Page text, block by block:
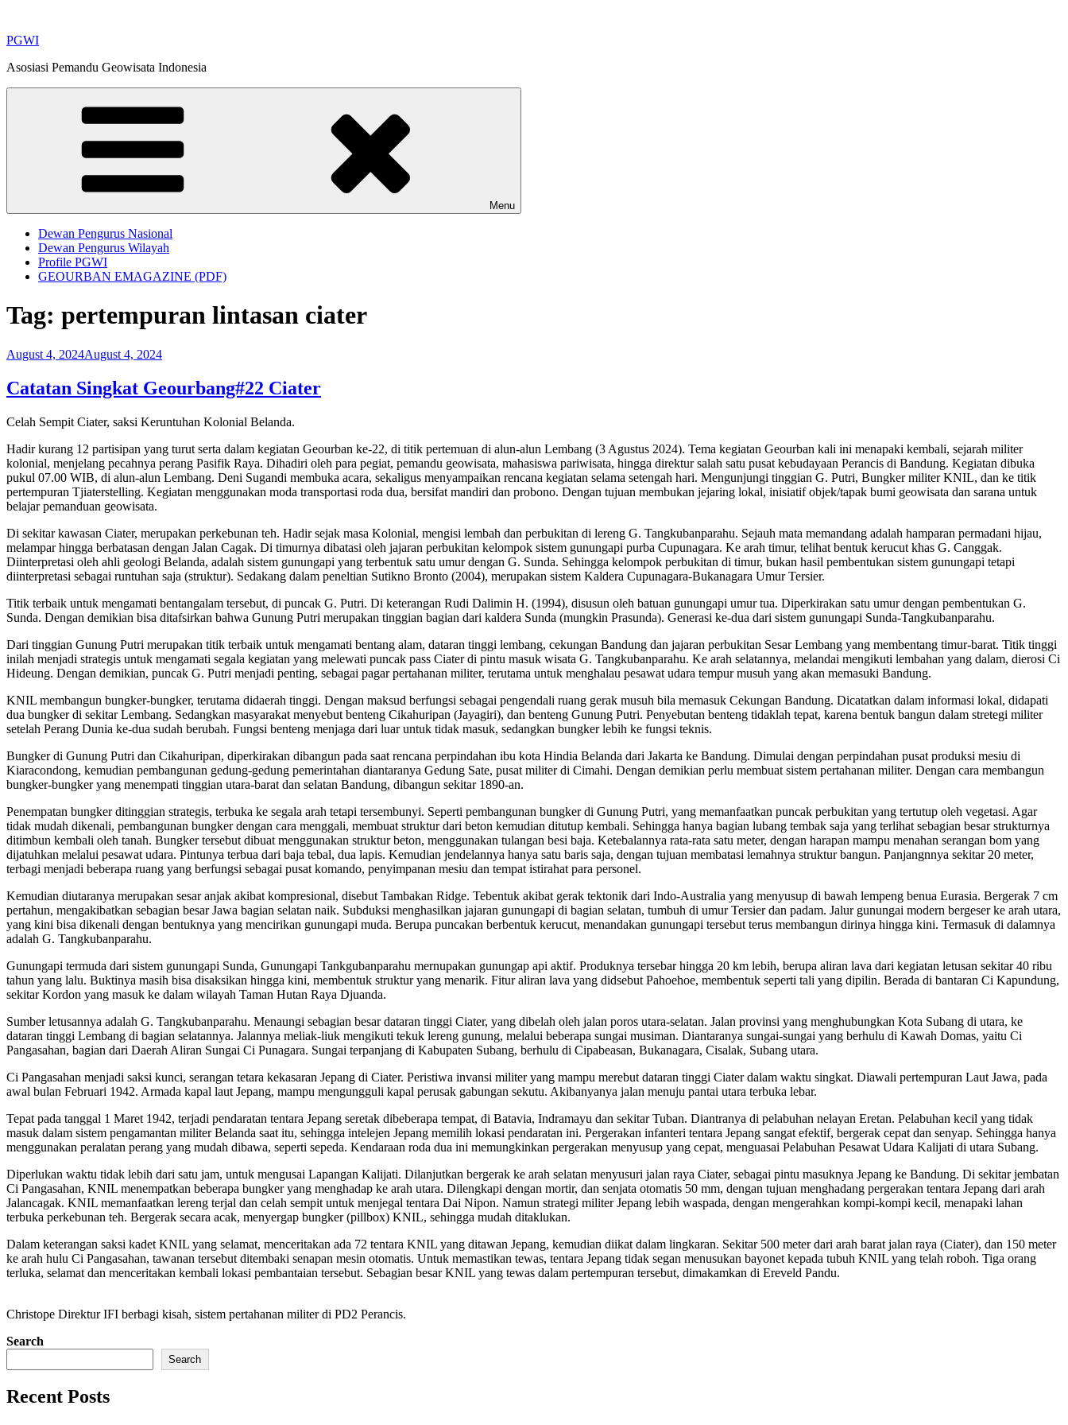
content
PGWI
Asosiasi Pemandu Geowisata Indonesia
Menu
Dewan Pengurus Nasional
Dewan Pengurus Wilayah
Profile PGWI
GEOURBAN EMAGAZINE (PDF)
Tag: pertempuran lintasan ciater
Posted
August 4, 2024August 4, 2024
Catatan Singkat Geourbang#22 Ciater
Celah Sempit Ciater, saksi Keruntuhan Kolonial Belanda.
Hadir kurang 12 partisipan yang turut serta dalam kegiatan Geourban ke-22, di titik pertemuan di alun-alun Lembang (3 Agustus 2024). Tema kegiatan Geourban kali ini menapaki kembali, sejarah militer
kolonial, menjelang pecahnya perang Pasifik Raya. Dihadiri oleh para pegiat, pemandu geowisata, mahasiswa pariwisata, hingga direktur salah satu pusat kebudayaan Perancis di Bandung. Kegiatan dibuka
pukul 07.00 WIB, di alun-alun Lembang. Deni Sugandi membuka acara, sekaligus menyampaikan rencana kegiatan selama setengah hari. Mengunjungi tinggian G. Putri, Bungker militer KNIL, dan ke titik
pertempuran Tjiaterstelling. Kegiatan menggunakan moda transportasi roda dua, bersifat mandiri dan probono. Dengan tujuan membukan jejaring lokal, inisiatif objek/tapak bumi geowisata dan sarana untuk
belajar pemanduan geowisata.
Di sekitar kawasan Ciater, merupakan perkebunan teh. Hadir sejak masa Kolonial, mengisi lembah dan perbukitan di lereng G. Tangkubanparahu. Sejauh mata memandang adalah hamparan permadani hijau,
melampar hingga berbatasan dengan Jalan Cagak. Di timurnya dibatasi oleh jajaran perbukitan kelompok sistem gunungapi purba Cupunagara. Ke arah timur, telihat bentuk kerucut khas G. Canggak.
Diinterpretasi oleh ahli geologi Belanda, adalah sistem gunungapi yang terbentuk satu umur dengan G. Sunda. Sehingga kelompok perbukitan di timur, bukan hasil pembentukan sistem gunungapi tetapi
diinterpretasi sebagai runtuhan saja (struktur). Sedakang dalam peneltian Sutikno Bronto (2004), merupakan sistem Kaldera Cupunagara-Bukanagara Umur Tersier.
Titik terbaik untuk mengamati bentangalam tersebut, di puncak G. Putri. Di keterangan Rudi Dalimin H. (1994), disusun oleh batuan gunungapi umur tua. Diperkirakan satu umur dengan pembentukan G.
Sunda. Dengan demikian bisa ditafsirkan bahwa Gunung Putri merupakan tinggian bagian dari kaldera Sunda (mungkin Prasunda). Generasi ke-dua dari sistem gunungapi Sunda-Tangkubanparahu.
Dari tinggian Gunung Putri merupakan titik terbaik untuk mengamati bentang alam, dataran tinggi lembang, cekungan Bandung dan jajaran perbukitan Sesar Lembang yang membentang timur-barat. Titik tinggi
inilah menjadi strategis untuk mengamati segala kegiatan yang melewati puncak pass Ciater di pintu masuk wisata G. Tangkubanparahu. Ke arah selatannya, melandai mengikuti lembahan yang dalam, dierosi Ci
Hideung. Dengan demikian, puncak G. Putri menjadi penting, sebagai pagar pertahanan militer, terutama untuk menghalau pesawat udara tempur musuh yang akan memasuki Bandung.
KNIL membangun bungker-bungker, terutama didaerah tinggi. Dengan maksud berfungsi sebagai pengendali ruang gerak musuh bila memasuk Cekungan Bandung. Dicatatkan dalam informasi lokal, didapati
dua bungker di sekitar Lembang. Sedangkan masyarakat menyebut benteng Cikahuripan (Jayagiri), dan benteng Gunung Putri. Penyebutan benteng tidaklah tepat, karena bentuk bangun dalam stretegi militer
setelah Perang Dunia ke-dua sudah berubah. Fungsi benteng menjaga dari luar untuk tidak masuk, sedangkan bungker lebih ke fungsi teknis.
Bungker di Gunung Putri dan Cikahuripan, diperkirakan dibangun pada saat rencana perpindahan ibu kota Hindia Belanda dari Jakarta ke Bandung. Dimulai dengan perpindahan pusat produksi mesiu di
Kiaracondong, kemudian pembangunan gedung-gedung pemerintahan diantaranya Gedung Sate, pusat militer di Cimahi. Dengan demikian perlu membuat sistem pertahanan militer. Dengan cara membangun
bungker-bungker yang menempati tinggian utara-barat dan selatan Bandung, dibangun sekitar 1890-an.
Penempatan bungker ditinggian strategis, terbuka ke segala arah tetapi tersembunyi. Seperti pembangunan bungker di Gunung Putri, yang memanfaatkan puncak perbukitan yang tertutup oleh vegetasi. Agar
tidak mudah dikenali, pembangunan bungker dengan cara menggali, membuat struktur dari beton kemudian ditutup kembali. Sehingga hanya bagian lubang tembak saja yang terlihat sebagian besar strukturnya
ditimbun kembali oleh tanah. Bungker tersebut dibuat menggunakan struktur beton, menggunakan tulangan besi baja. Ketebalannya rata-rata satu meter, dengan harapan mampu menahan serangan bom yang
dijatuhkan melalui pesawat udara. Pintunya terbua dari baja tebal, dua lapis. Kemudian jendelannya hanya satu baris saja, dengan tujuan membatasi lemahnya struktur bangun. Panjangnnya sekitar 20 meter,
terbagi menjadi beberapa ruang yang berfungsi sebagai pusat komando, penyimpanan mesiu dan tempat istirahat para personel.
Kemudian diutaranya merupakan sesar anjak akibat kompresional, disebut Tambakan Ridge. Tebentuk akibat gerak tektonik dari Indo-Australia yang menyusup di bawah lempeng benua Eurasia. Bergerak 7 cm
pertahun, mengakibatkan sebagian besar Jawa bagian selatan naik. Subduksi menghasilkan jajaran gunungapi di bagian selatan, tumbuh di umur Tersier dan padam. Jalur gunungai modern bergeser ke arah utara,
yang kini bisa dikenali dengan bentuknya yang mencirikan gunungapi muda. Berupa puncakan berbentuk kerucut, menandakan gunungapi tersebut terus membangun dirinya hingga kini. Termasuk di dalamnya
adalah G. Tangkubanparahu.
Gunungapi termuda dari sistem gunungapi Sunda, Gunungapi Tankgubanparahu mernupakan gunungap api aktif. Produknya tersebar hingga 20 km lebih, berupa aliran lava dari kegiatan letusan sekitar 40 ribu
tahun yang lalu. Buktinya masih bisa disaksikan hingga kini, membentuk struktur yang menarik. Fitur aliran lava yang didsebut Pahoehoe, membentuk seperti tali yang dipilin. Berada di bantaran Ci Kapundung,
sekitar Kordon yang masuk ke dalam wilayah Taman Hutan Raya Djuanda.
Sumber letusannya adalah G. Tangkubanparahu. Menaungi sebagian besar dataran tinggi Ciater, yang dibelah oleh jalan poros utara-selatan. Jalan provinsi yang menghubungkan Kota Subang di utara, ke
dataran tinggi Lembang di bagian selatannya. Jalannya meliak-liuk mengikuti tekuk lereng gunung, melalui beberapa sungai musiman. Diantaranya sungai-sungai yang berhulu di Kawah Domas, yaitu Ci
Pangasahan, bagian dari Daerah Aliran Sungai Ci Punagara. Sungai terpanjang di Kabupaten Subang, berhulu di Cipabeasan, Bukanagara, Cisalak, Subang utara.
Ci Pangasahan menjadi saksi kunci, serangan tetara kekasaran Jepang di Ciater. Peristiwa invansi militer yang mampu merebut dataran tinggi Ciater dalam waktu singkat. Diawali pertempuran Laut Jawa, pada
awal bulan Februari 1942. Armada kapal laut Jepang, mampu mengungguli kapal perusak gabungan sekutu. Akibanyanya jalan menuju pantai utara terbuka lebar.
Tepat pada tanggal 1 Maret 1942, terjadi pendaratan tentara Jepang seretak dibeberapa tempat, di Batavia, Indramayu dan sekitar Tuban. Diantranya di pelabuhan nelayan Eretan. Pelabuhan kecil yang tidak
masuk dalam sistem pengamantan militer Belanda saat itu, sehingga intelejen Jepang memilih lokasi pendaratan ini. Pergerakan infanteri tentara Jepang sangat efektif, bergerak cepat dan senyap. Sehingga hanya
menggunakan peralatan perang yang mudah dibawa, seperti sepeda. Kendaraan roda dua ini memungkinkan pergerakan menyusup yang cepat, menguasai Pelabuhan Pesawat Udara Kalijati di utara Subang.
Diperlukan waktu tidak lebih dari satu jam, untuk mengusai Lapangan Kalijati. Dilanjutkan bergerak ke arah selatan menyusuri jalan raya Ciater, sebagai pintu masuknya Jepang ke Bandung. Di sekitar jembatan
Ci Pangasahan, KNIL menempatkan beberapa bungker yang menghadap ke arah utara. Dilengkapi dengan mortir, dan senjata otomatis 50 mm, dengan tujuan menghadang pergerakan tentara Jepang dari arah
Jalancagak. KNIL memanfaatkan lereng terjal dan celah sempit untuk menjegal tentara Dai Nipon. Namun strategi militer Jepang lebih waspada, dengan mengerahkan kompi-kompi kecil, menapaki lahan
terbuka perkebunan teh. Bergerak secara acak, menyergap bungker (pillbox) KNIL, sehingga mudah ditaklukan.
Dalam keterangan saksi kadet KNIL yang selamat, menceritakan ada 72 tentara KNIL yang ditawan Jepang, kemudian diikat dalam lingkaran. Sekitar 500 meter dari arah barat jalan raya (Ciater), dan 150 meter
ke arah hulu Ci Pangasahan, tawanan tersebut ditembaki senapan mesin otomatis. Untuk memastikan tewas, tentara Jepang tidak segan menusukan bayonet kepada tubuh KNIL yang telah roboh. Tiga orang
terluka, selamat dan menceritakan kembali lokasi pembantaian tersebut. Sebagian besar KNIL yang tewas dalam pertempuran tersebut, dimakamkan di Ereveld Pandu.
Christope Direktur IFI berbagi kisah, sistem pertahanan militer di PD2 Perancis.
Search
Search
Recent Posts